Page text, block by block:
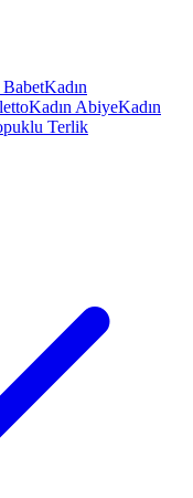
BabetKadın
Kadın AbiyeKadın
Terlik